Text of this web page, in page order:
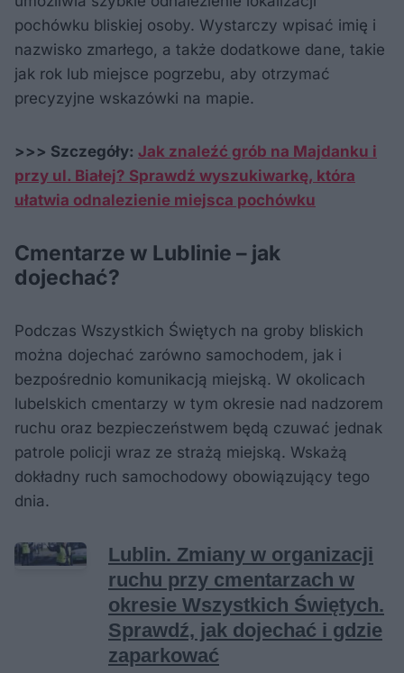
pochówku bliskiej osoby. Wystarczy wpisać imię i
nazwisko zmarłego, a także dodatkowe dane, takie
jak rok lub miejsce pogrzebu, aby otrzymać
precyzyjne wskazówki na mapie.
>>> Szczegóły: Jak znaleźć grób na Majdanku i
przy ul. Białej? Sprawdź wyszukiwarkę, która
ułatwia odnalezienie miejsca pochówku
Cmentarze w Lublinie – jak
dojechać?
Podczas Wszystkich Świętych na groby bliskich
można dojechać zarówno samochodem, jak i
bezpośrednio komunikacją miejską. W okolicach
lubelskich cmentarzy w tym okresie nad nadzorem
ruchu oraz bezpieczeństwem będą czuwać jednak
patrole policji wraz ze strażą miejską. Wskażą
dokładny ruch samochodowy obowiązujący tego
dnia.